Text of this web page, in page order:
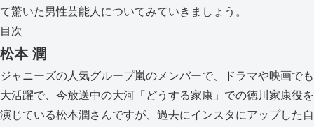
て驚いた男性芸能人についてみていきましょう。
目次
松本 潤
ジャニーズの人気グループ嵐のメンバーで、ドラマや映画でも
大活躍で、今放送中の大河「どうする家康」での徳川家康役を
演じている松本潤さんですが、過去にインスタにアップした自